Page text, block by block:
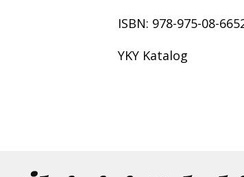
ISBN: 978-975-08-
YKY Katalog